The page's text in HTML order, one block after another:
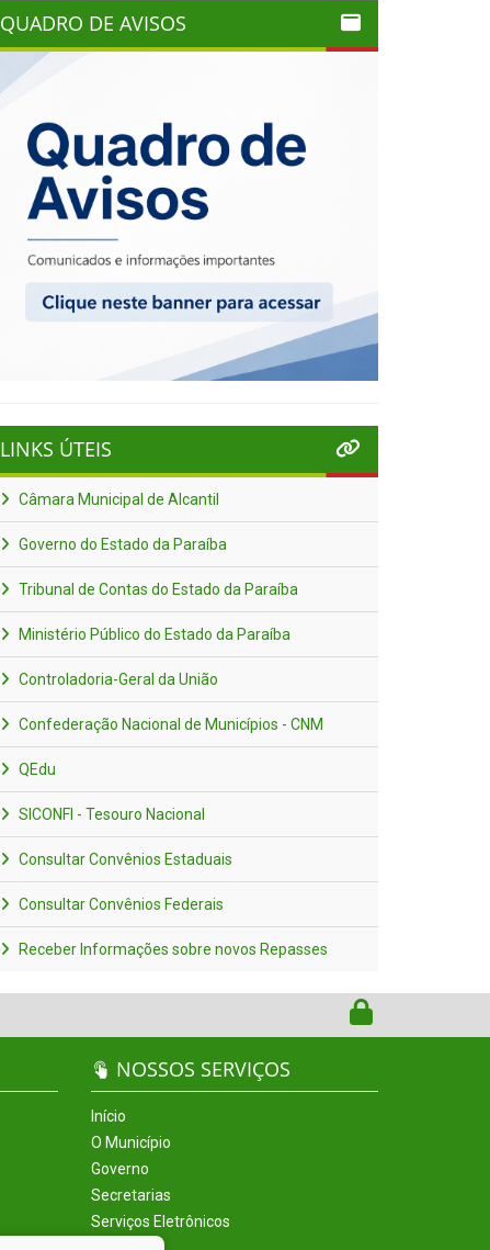
QUADRO DE AVISOS
LINKS ÚTEIS
Câmara Municipal de Alcantil
Governo do Estado da Paraíba
Tribunal de Contas do Estado da Paraíba
Ministério Público do Estado da Paraíba
Controladoria-Geral da União
Confederação Nacional de Municípios - CNM
QEdu
SICONFI - Tesouro Nacional
Consultar Convênios Estaduais
Consultar Convênios Federais
Receber Informações sobre novos Repasses
NOSSOS SERVIÇOS
Início
O Município
Governo
Secretarias
Serviços Eletrônicos